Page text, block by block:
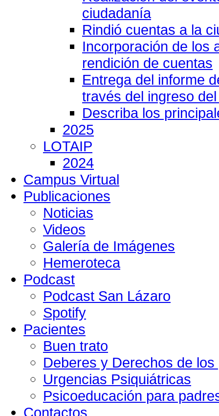
ciudadanía
Rindió cuentas a la
Incorporación de los
rendición de cuentas
Entrega del informe
través del ingreso
Describa los
2025
LOTAIP
2024
Campus Virtual
Publicaciones
Noticias
Videos
Galería de Imágenes
Hemeroteca
Podcast
Podcast San Lázaro
Spotify
Pacientes
Buen trato
Deberes y Derechos de los
Urgencias Psiquiátricas
Psicoeducación para
Contactos